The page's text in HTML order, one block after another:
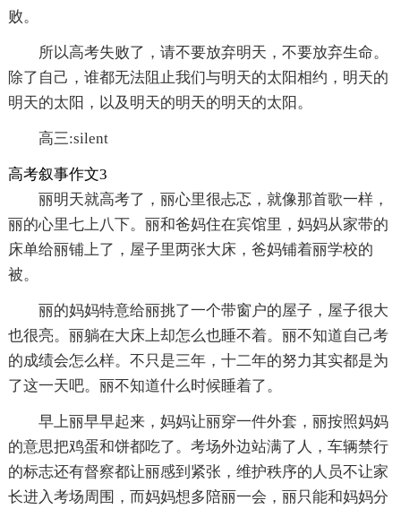
败。
所以高考失败了，请不要放弃明天，不要放弃生命。
除了自己，谁都无法阻止我们与明天的太阳相约，明天的
明天的太阳，以及明天的明天的明天的太阳。
高三:silent
高考叙事作文3
丽明天就高考了，丽心里很忐忑，就像那首歌一样，
丽的心里七上八下。丽和爸妈住在宾馆里，妈妈从家带的
床单给丽铺上了，屋子里两张大床，爸妈铺着丽学校的
被。
丽的妈妈特意给丽挑了一个带窗户的屋子，屋子很大
也很亮。丽躺在大床上却怎么也睡不着。丽不知道自己考
的成绩会怎么样。不只是三年，十二年的努力其实都是为
了这一天吧。丽不知道什么时候睡着了。
早上丽早早起来，妈妈让丽穿一件外套，丽按照妈妈
的意思把鸡蛋和饼都吃了。考场外边站满了人，车辆禁行
的标志还有督察都让丽感到紧张，维护秩序的人员不让家
长进入考场周围，而妈妈想多陪丽一会，丽只能和妈妈分